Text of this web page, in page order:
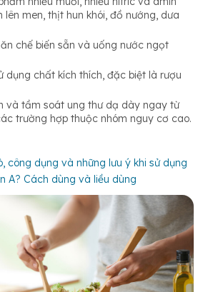
lên men, thịt hun khói, đồ nướng, dưa
chế biến sẵn và uống nước ngọt
dụng chất kích thích, đặc biệt là rượu
và tầm soát ung thư dạ dày ngay từ
trường hợp thuộc nhóm nguy cơ cao.
công dụng và những lưu ý khi sử dụng
A? Cách dùng và liều dùng